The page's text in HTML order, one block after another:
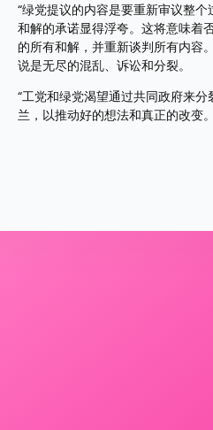
“绿党提议的内容是要重新审议整
和解的承诺显得浮夸。这将意味着
的所有和解，并重新谈判所有内容
说是无尽的混乱、诉讼和分裂。
“工党和绿党渴望通过共同政府来
兰，以推动好的想法和真正的改变